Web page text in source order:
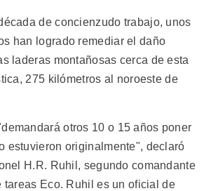
de concienzudo trabajo, unos
han logrado remediar el daño
laderas montañosas cerca de esta
275 kilómetros al noroeste de
otros 10 o 15 años poner
estuvieron originalmente", declaró
H.R. Ruhil, segundo comandante
tareas Eco. Ruhil es un oficial de